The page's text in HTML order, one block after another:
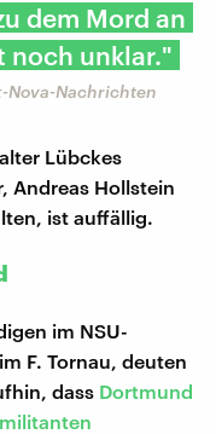
dem Mord an
noch unklar."
Nova-Nachrichten
Lübckes
Andreas Hollstein
ist auffällig.
im NSU-
F. Tornau, deuten
dass Dortmund